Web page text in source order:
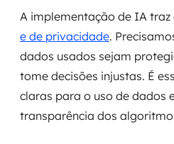
A implementação de IA traz
e de privacidade.
dados usados sejam
tome decisões injustas. É
claras para o uso de dados
transparência dos